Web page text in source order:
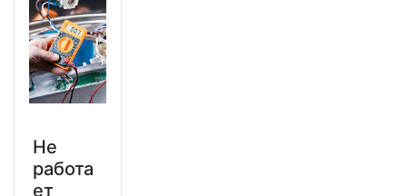
Не
работа
ет